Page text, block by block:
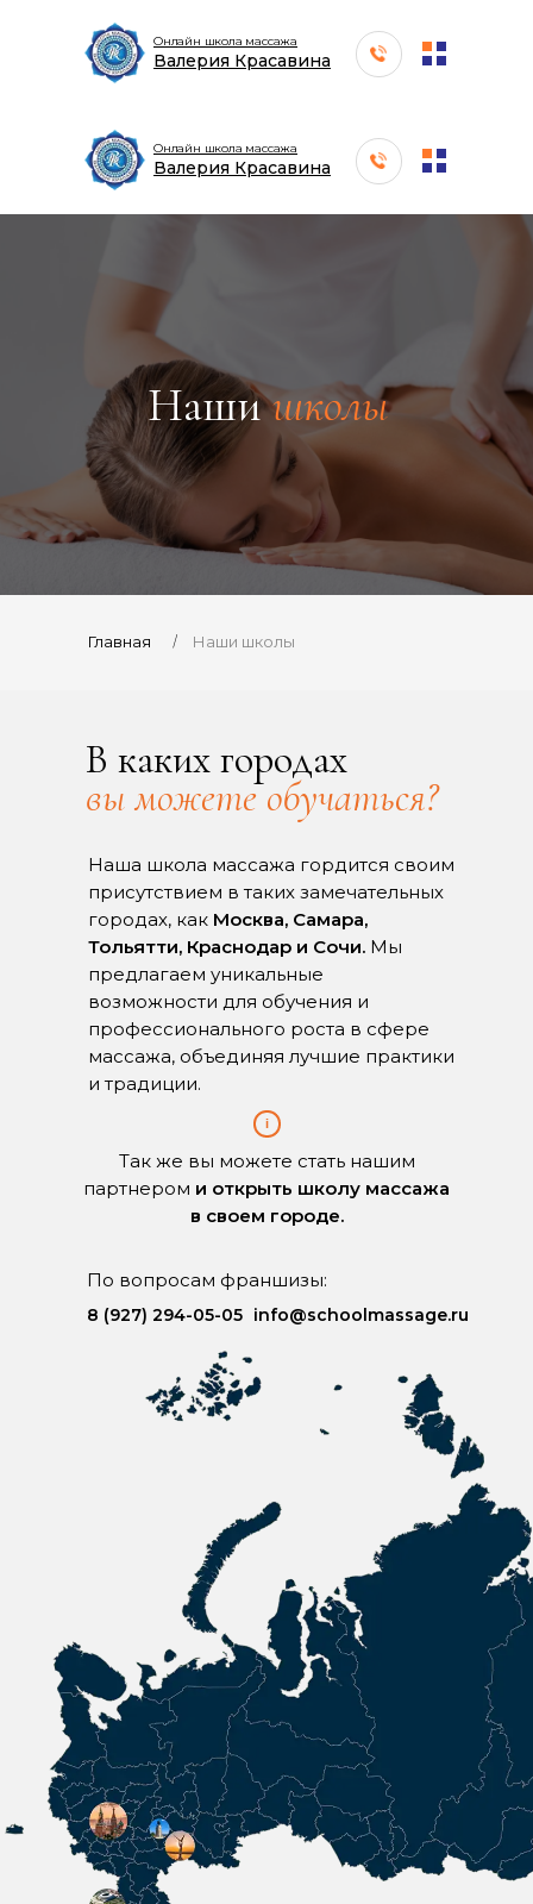
Онлайн школа массажа
Валерия Красавина
Онлайн школа массажа
Валерия Красавина
Нашишколы
Главная / Наши школы
8 (927) 294-05-05
В каких городах
вы можете обучаться?
По вопросам франшизы:
Так же вы можете стать нашим
партнером и открыть школу массажа
в своем городе.
info@schoolmassage.ru
Наша школа массажа гордится своим
присутствием в таких замечательных
городах, как Москва, Самара,
Тольятти, Краснодар и Сочи. Мы
предлагаем уникальные
возможности для обучения и
профессионального роста в сфере
массажа, объединяя лучшие практики
и традиции.
i